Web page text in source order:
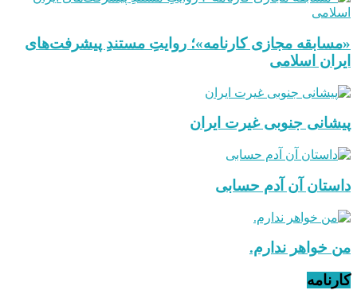
«مسابقه مجازی کارنامه»؛ روایتِ مستندِ پیشرفت‌های
ایران اسلامی
پیشانی جنوبی غیرت ایران
داستان آن آدم حسابی
من خواهر ندارم.
کارنامه